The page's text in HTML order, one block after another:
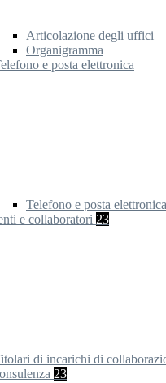
Articolazione degli uffici
Organigramma
e posta elettronica
Telefono e posta elettronica
e collaboratori 23
di incarichi di
23